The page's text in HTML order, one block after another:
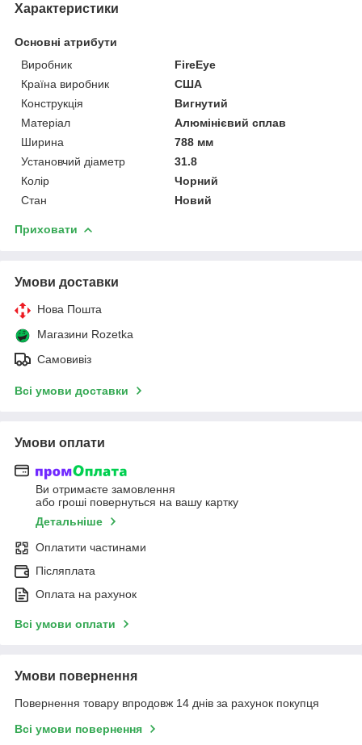
Характеристики
Основні атрибути
Виробник
FireEye
Країна виробник
США
Конструкція
Вигнутий
Матеріал
Алюмінієвий сплав
Ширина
788 мм
Установчий діаметр
31.8
Колір
Чорний
Стан
Новий
Приховати
Умови доставки
Нова Пошта
Магазини Rozetka
Самовивіз
Всі умови доставки
Умови оплати
Ви отримаєте замовлення
або гроші повернуться на вашу картку
Детальніше
Оплатити частинами
Післяплата
Оплата на рахунок
Всі умови оплати
Умови повернення
Повернення товару впродовж 14 днів за рахунок покупця
Всі умови повернення